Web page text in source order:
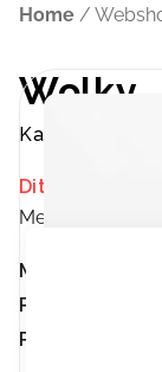
Home /
Wolky
Kalona
Dit product is
Merk:
Merk:
Product
Product